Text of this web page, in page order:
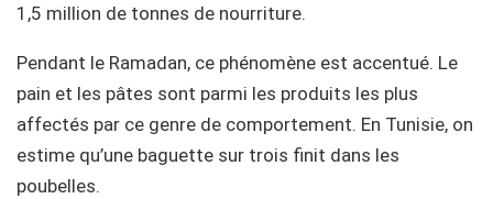
1,5 million de tonnes de nourriture.
Pendant le Ramadan, ce phénomène est accentué. Le
pain et les pâtes sont parmi les produits les plus
affectés par ce genre de comportement. En Tunisie, on
estime qu’une baguette sur trois finit dans les
poubelles.